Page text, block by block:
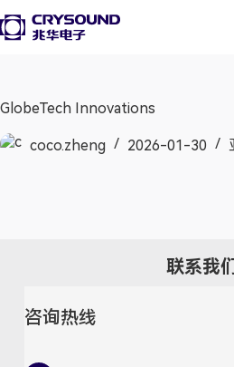
GlobeTech Innovations
coco.zheng 2026-01-30
联系我们
咨询热线